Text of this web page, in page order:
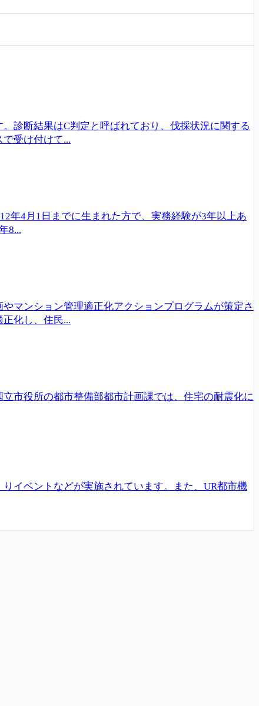
診断結果はC判定と呼ばれており、伐採状況に関する
受け付けて...
年4月1日までに生まれた方で、実務経験が3年以上あ
8...
マンション管理適正化アクションプログラムが策定さ
化し、住民...
市役所の都市整備部都市計画課では、住宅の耐震化に
イベントなどが実施されています。また、UR都市機